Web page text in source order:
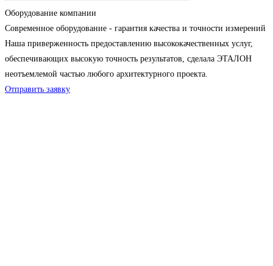
Оборудование компании
Современное оборудование - гарантия качества и точности измерений
Наша приверженность предоставлению высококачественных услуг,
обеспечивающих высокую точность результатов, сделала ЭТАЛОН
неотъемлемой частью любого архитектурного проекта.
Отправить заявку